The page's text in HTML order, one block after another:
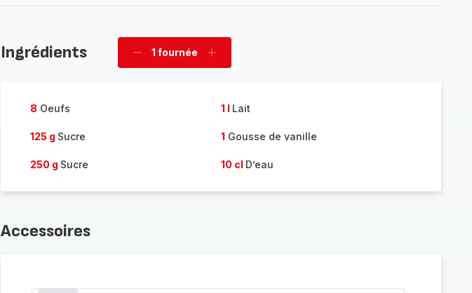
Ingrédients
Supprimer
1 fournée
Ajouter
8 Oeufs 1 l Lait
125 g Sucre 1 Gousse de vanille
250 g Sucre 10 cl D’eau
Accessoires